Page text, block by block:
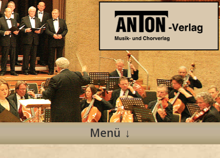
Anton Verlag
Musik- und Chorverlag
Menü